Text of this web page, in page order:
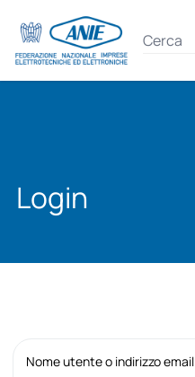
Login
Nome utente o indirizzo email